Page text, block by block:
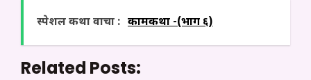
स्पेशल कथा वाचा : कामकथा -(भाग ६)
Related Posts: